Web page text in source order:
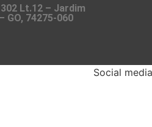
Lt.12 – Jardim
GO, 74275-060
Social